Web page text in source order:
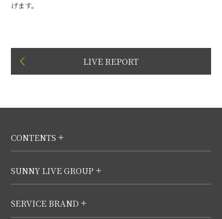
げます。
LIVE REPORT
CONTENTS
SUNNY LIVE GROUP
SERVICE BRAND